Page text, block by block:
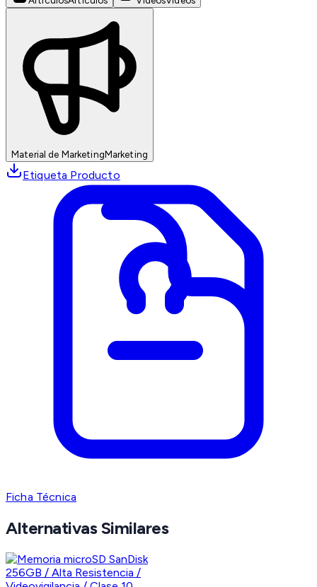
Material de MarketingMarketing
Etiqueta Producto
Ficha Técnica
Alternativas Similares